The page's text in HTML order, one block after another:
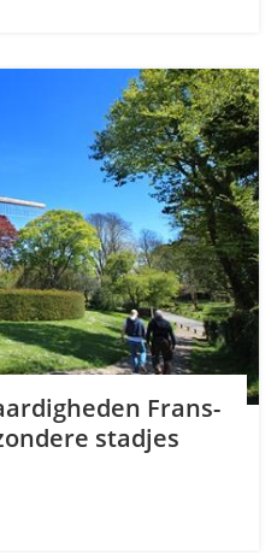
Frans-
stadjes